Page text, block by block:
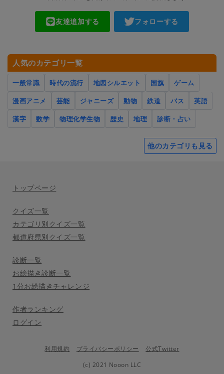
友達追加する フォローする
人気のカテゴリ一覧
一般常識 時代の流行 地図シルエット 国旗
ゲーム
漫画アニメ
芸能 ジャニーズ 動物 鉄道 バス
英語
漢字
数学 物理化学生物 歴史 地理 診断・占い
他のカテゴリも見る
トップページ
クイズ一覧
カテゴリ別クイズ一覧
都道府県別クイズ一覧
診断一覧
お絵描き診断一覧
1分お絵描きチャレンジ
作者ランキング
ログイン
利用規約 プライバシーポリシー
公式Twitter
(c) 2021 Nooon LLC